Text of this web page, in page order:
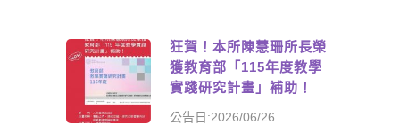
狂賀！本所陳慧珊所長榮
獲教育部「115年度教學
實踐研究計畫」補助！
公告日:2026/06/26